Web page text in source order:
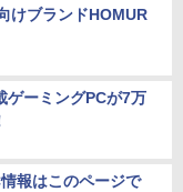
けブランドHOMUR
ゲーミングPCが7万
報はこのページで